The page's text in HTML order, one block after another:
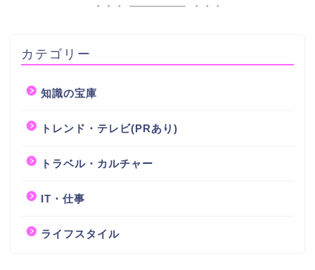
カテゴリー
知識の宝庫
トレンド・テレビ(PRあり)
トラベル・カルチャー
IT・仕事
ライフスタイル